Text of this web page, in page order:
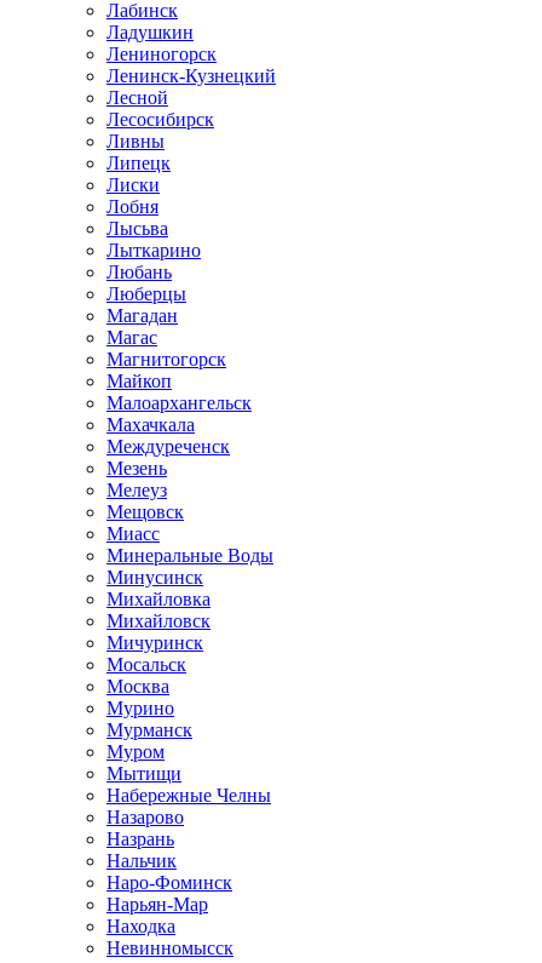
Лабинск
Ладушкин
Лениногорск
Ленинск-Кузнецкий
Лесной
Лесосибирск
Ливны
Липецк
Лиски
Лобня
Лысьва
Лыткарино
Любань
Люберцы
Магадан
Магас
Магнитогорск
Майкоп
Малоархангельск
Махачкала
Междуреченск
Мезень
Мелеуз
Мещовск
Миасс
Минеральные Воды
Минусинск
Михайловка
Михайловск
Мичуринск
Мосальск
Москва
Мурино
Мурманск
Муром
Мытищи
Набережные Челны
Назарово
Назрань
Нальчик
Наро-Фоминск
Нарьян-Мар
Находка
Невинномысск